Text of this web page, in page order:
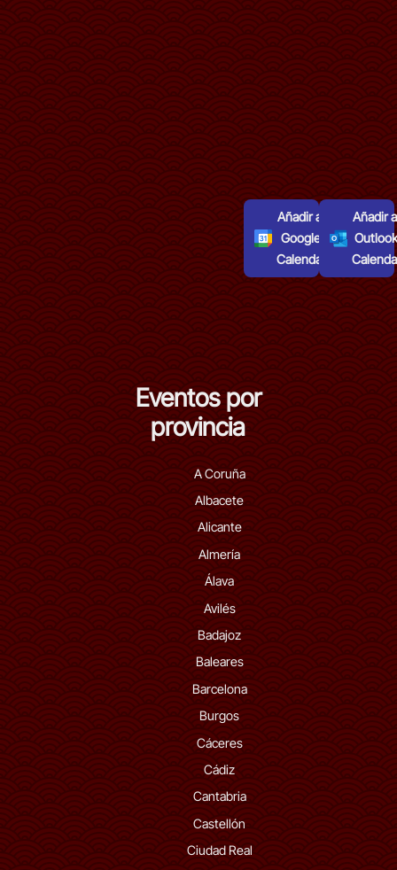
Añadir al
Google
Calendar
Añadir
Outlook
Eventos por
provincia
A Coruña
Albacete
Alicante
Almería
Álava
Avilés
Badajoz
Baleares
Barcelona
Burgos
Cáceres
Cádiz
Cantabria
Castellón
Ciudad Real